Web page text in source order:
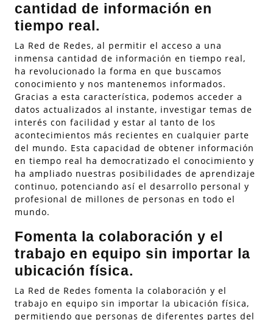
cantidad de información en
tiempo real.
La Red de Redes, al permitir el acceso a una
inmensa cantidad de información en tiempo real,
ha revolucionado la forma en que buscamos
conocimiento y nos mantenemos informados.
Gracias a esta característica, podemos acceder a
datos actualizados al instante, investigar temas de
interés con facilidad y estar al tanto de los
acontecimientos más recientes en cualquier parte
del mundo. Esta capacidad de obtener información
en tiempo real ha democratizado el conocimiento y
ha ampliado nuestras posibilidades de aprendizaje
continuo, potenciando así el desarrollo personal y
profesional de millones de personas en todo el
mundo.
Fomenta la colaboración y el
trabajo en equipo sin importar la
ubicación física.
La Red de Redes fomenta la colaboración y el
trabajo en equipo sin importar la ubicación física,
permitiendo que personas de diferentes partes del